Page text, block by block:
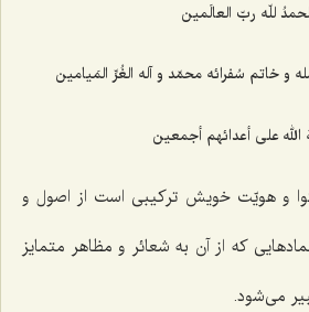
للّه ربّ العالَمین
و خاتم سُفرائه محمّد و آله الغُرِّ المَیامین
الله علی أعدائهم أجمعین
و هویّت خویش ترکیبی است از اصول و
که از آن به شعائر و مظاهر متمایز
می‌شود.